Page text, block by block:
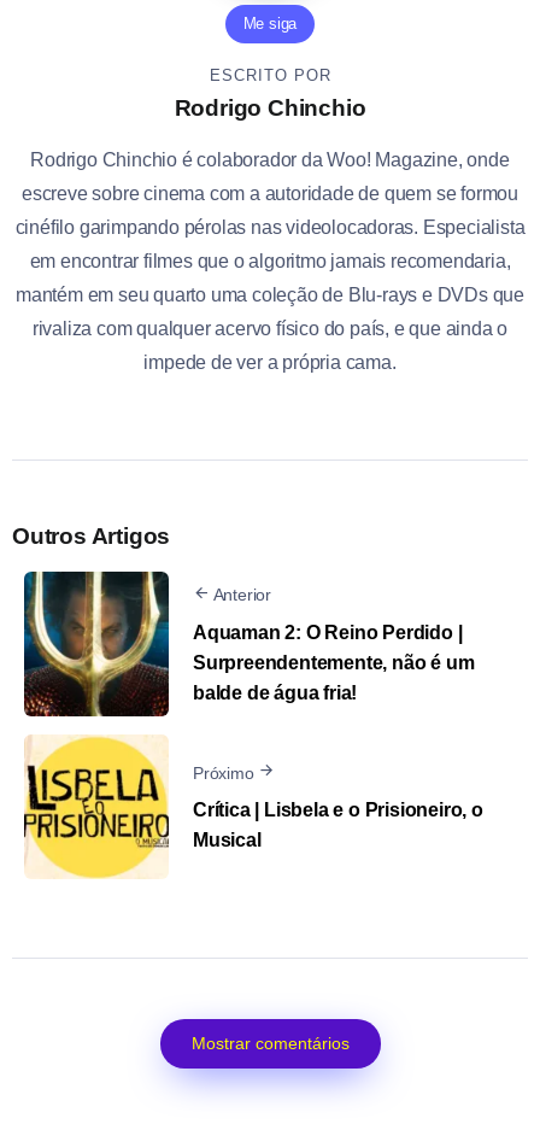
Me siga
ESCRITO POR
Rodrigo Chinchio
Rodrigo Chinchio é colaborador da Woo! Magazine, onde
escreve sobre cinema com a autoridade de quem se formou
cinéfilo garimpando pérolas nas videolocadoras. Especialista
em encontrar filmes que o algoritmo jamais recomendaria,
mantém em seu quarto uma coleção de Blu-rays e DVDs que
rivaliza com qualquer acervo físico do país, e que ainda o
impede de ver a própria cama.
Outros Artigos
Anterior
Aquaman 2: O Reino Perdido |
Surpreendentemente, não é um
balde de água fria!
Próximo
Crítica | Lisbela e o Prisioneiro, o
Musical
Mostrar comentários